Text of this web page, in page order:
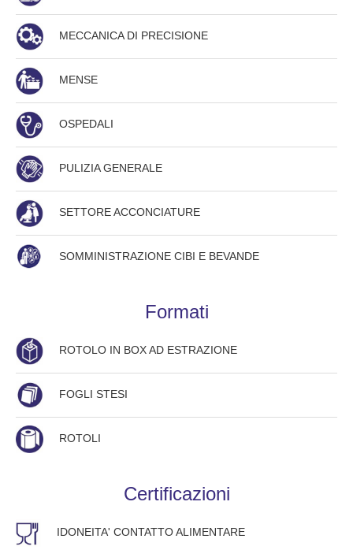
MECCANICA DI PRECISIONE
MENSE
OSPEDALI
PULIZIA GENERALE
SETTORE ACCONCIATURE
SOMMINISTRAZIONE CIBI E BEVANDE
Formati
ROTOLO IN BOX AD ESTRAZIONE
FOGLI STESI
ROTOLI
Certificazioni
IDONEITA' CONTATTO ALIMENTARE